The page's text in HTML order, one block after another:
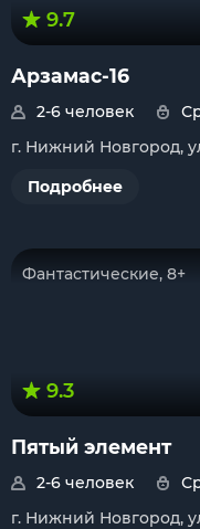
9.7
Арзамас-16
2-6 человек
г. Нижний Новгород,
Подробнее
Фантастические, 8+
9.3
Пятый элемент
2-6 человек
г. Нижний Новгород,